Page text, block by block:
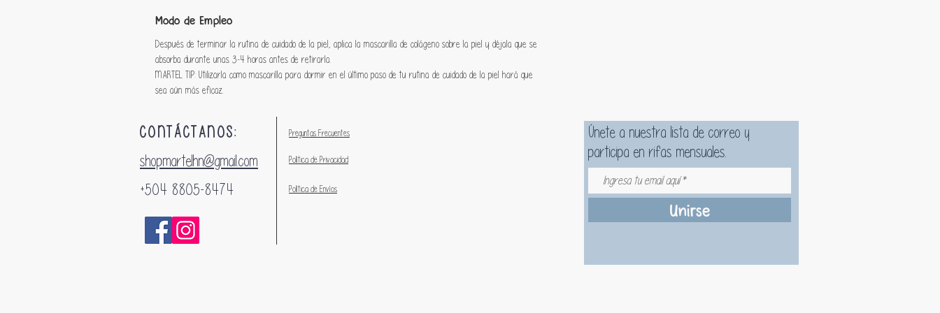
Modo de Empleo
Después de terminar la rutina de cuidado de la piel, aplica la mascarilla de colágeno sobre la piel y déjala que se
absorba durante unas 3-4 horas antes de retirarla.
MARTEL TIP: Utilizarla como mascarilla para dormir en el último paso de tu rutina de cuidado de la piel hará que
sea aún más eficaz.
CONTÁCTANOS:
Únete a nuestra lista de correo y
participa en rifas mensuales.
Unirse
Preguntas Frecuentes
Política de Privacidad
Política de Envíos
+504 8805-8474
shopmartelhn@gmail.com